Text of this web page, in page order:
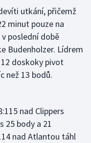
utkání, přičemž
minut pouze na
poslední době
Budenholzer. Lídrem
doskoky pivot
než 13 bodů.
nad Clippers
25 body a 21
nad Atlantou táhl